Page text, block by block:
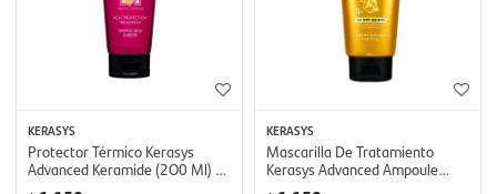
KERASYS
Protector Térmico Kerasys
Advanced Keramide (2O0 Ml) -
Tratamiento Clínico De
KERASYS
Mascarilla De Tratamiento
Kerasys Advanced Ampoule
Repair - Mascarilla